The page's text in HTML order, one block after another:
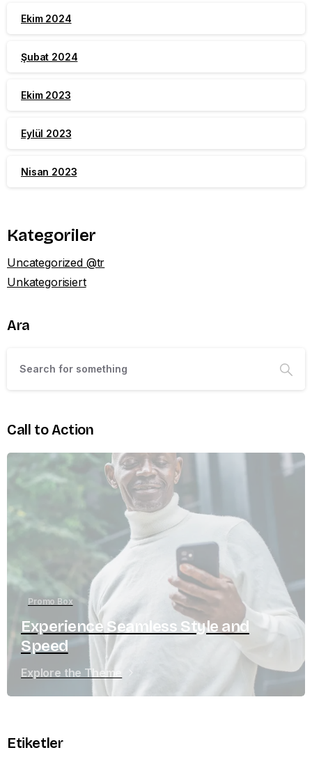
Ekim 2024
Şubat 2024
Ekim 2023
Eylül 2023
Nisan 2023
Kategoriler
Uncategorized @tr
Unkategorisiert
Ara
Call to Action
Promo Box
Experience Seamless Style and
Speed
Explore the Theme
Etiketler